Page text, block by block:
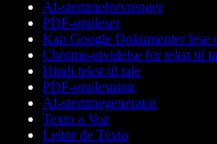
AI-stemmeforvrenger
PDF-oppleser
Kan Google Dokumenter lese
Chrome-utvidelse for tekst til
Hindi tekst til tale
PDF-opplesning
AI-stemmegenerator
Texto a Voz
Leitor de Texto